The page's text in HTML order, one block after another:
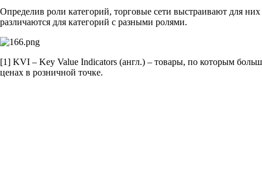
Определив роли категорий, торговые сети выстраивают для
различаются для категорий с разными ролями.
[1] KVI – Key Value Indicators (англ.) – товары, по которым
ценах в розничной точке.